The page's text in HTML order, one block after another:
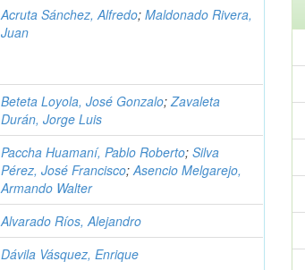
Acruta Sánchez, Alfredo;Maldonado Rivera,
Juan
Beteta Loyola, José Gonzalo;Zavaleta
Durán, Jorge Luis
Paccha Huamaní, Pablo Roberto;Silva
Pérez, José Francisco;Asencio Melgarejo,
Armando Walter
Alvarado Ríos, Alejandro
Dávila Vásquez, Enrique